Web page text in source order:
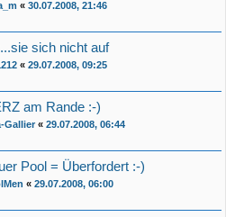
« 30.07.2008, 21:46
sich nicht auf
« 29.07.2008, 09:25
am Rande :-)
Gallier« 29.07.2008, 06:44
Pool = Überfordert :-)
« 29.07.2008, 06:00